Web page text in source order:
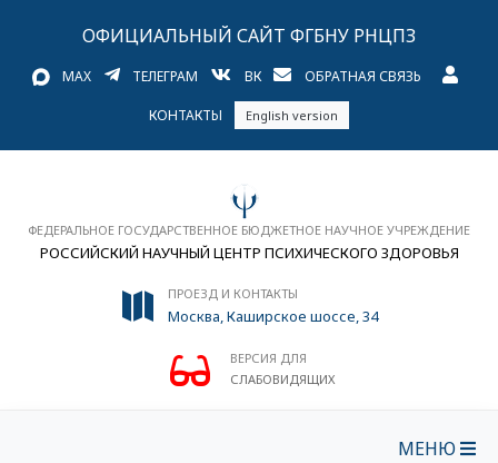
ОФИЦИАЛЬНЫЙ САЙТ ФГБНУ РНЦПЗ
MAX ТЕЛЕГРАМ ВК ОБРАТНАЯ СВЯЗЬ
КОНТАКТЫ English version
ФЕДЕРАЛЬНОЕ ГОСУДАРСТВЕННОЕ БЮДЖЕТНОЕ НАУЧНОЕ УЧРЕЖДЕНИЕ
РОССИЙСКИЙ НАУЧНЫЙ ЦЕНТР ПСИХИЧЕСКОГО ЗДОРОВЬЯ
ПРОЕЗД И КОНТАКТЫ
Москва, Каширское шоссе, 34
ВЕРСИЯ ДЛЯ
СЛАБОВИДЯЩИХ
МЕНЮ